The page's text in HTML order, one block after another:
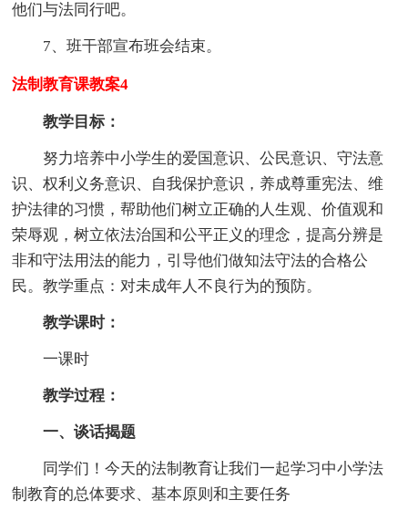
他们与法同行吧。
7、班干部宣布班会结束。
法制教育课教案4
教学目标：
努力培养中小学生的爱国意识、公民意识、守法意
识、权利义务意识、自我保护意识，养成尊重宪法、维
护法律的习惯，帮助他们树立正确的人生观、价值观和
荣辱观，树立依法治国和公平正义的理念，提高分辨是
非和守法用法的能力，引导他们做知法守法的合格公
民。教学重点：对未成年人不良行为的预防。
教学课时：
一课时
教学过程：
一、谈话揭题
同学们！今天的法制教育让我们一起学习中小学法
制教育的总体要求、基本原则和主要任务